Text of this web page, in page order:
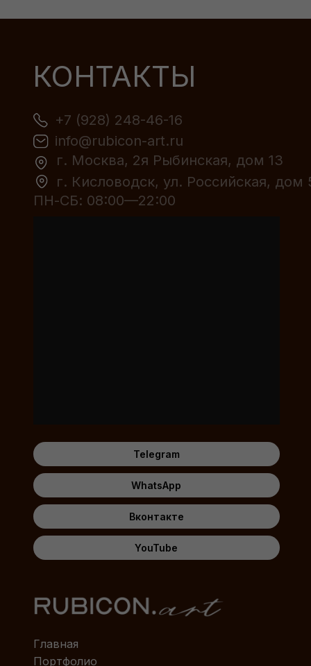
КОНТАКТЫ
Telegram
+7 (928) 248-46-16
info@rubicon-art.ru
г. Москва, 2я Рыбинская, дом 13
г. Кисловодск, ул. Российская, дом
WhatsApp
Вконтакте
YouTube
Главная
Портфолио
ПН-СБ: 08:00—22:00